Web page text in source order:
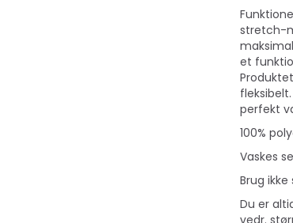
stretch-
et
perfekt
100%
Vaskes
Brug ikke
Du er